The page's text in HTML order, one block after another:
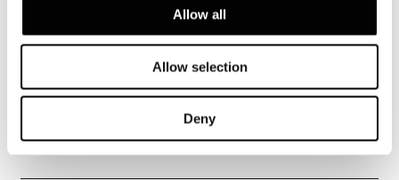
Allow all
Allow selection
Deny
l’humidité, tous les coussins sont recouverts
d’une housse en polyester traitée hydrofuge.
Tous les accessoires utilisés pour la
confection - fermetures à glissière, fil - sont
hydrofuges et par conséquent adaptés à